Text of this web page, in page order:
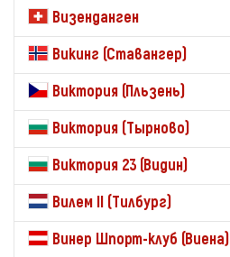
Визенданген
Викинг (Ставангер)
Виктория (Пльзень)
Виктория (Тырново)
Виктория 23 (Видин)
Вилем II (Тилбург)
Винер Шпорт-клуб (Виена)